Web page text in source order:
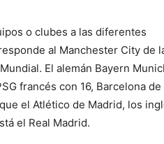
o clubes a las diferentes
al Manchester City de
El alemán Bayern
francés con 16, Barcelona de
el Atlético de Madrid, los
el Real Madrid.